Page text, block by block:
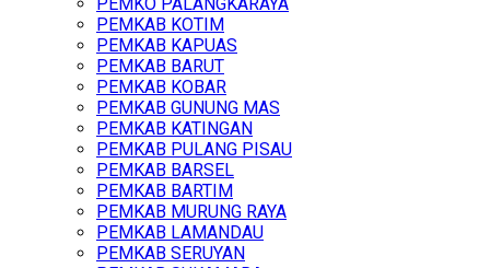
PEMKO PALANGKARAYA
PEMKAB KOTIM
PEMKAB KAPUAS
PEMKAB BARUT
PEMKAB KOBAR
PEMKAB GUNUNG MAS
PEMKAB KATINGAN
PEMKAB PULANG PISAU
PEMKAB BARSEL
PEMKAB BARTIM
PEMKAB MURUNG RAYA
PEMKAB LAMANDAU
PEMKAB SERUYAN